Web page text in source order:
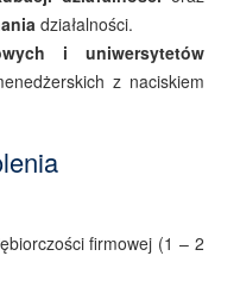
działalności.
i uniwersytetów
z naciskiem
firmowej (1 – 2